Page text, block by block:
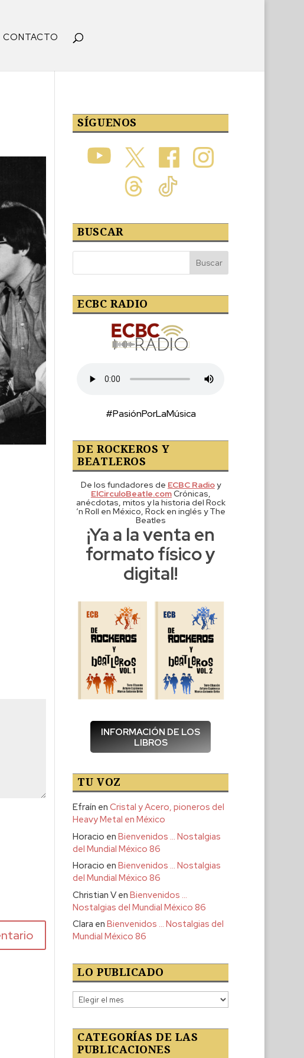
CONTACTO
SÍGUENOS
BUSCAR
ECBC RADIO
#PasiónPorLaMúsica
DE ROCKEROS Y
BEATLEROS
De los fundadores de ECBC Radioy
ElCirculoBeatle.comCrónicas,
anécdotas, mitos y la historia del Rock
‘n Roll en México, Rock en inglés y The
Beatles
¡Ya a la venta en
formato físico y
digital!
INFORMACIÓN DE LOS
LIBROS
TU VOZ
Efraín enCristal y Acero, pioneros del
Heavy Metal en México
Horacio enBienvenidos … Nostalgias
del Mundial México 86
Horacio enBienvenidos … Nostalgias
del Mundial México 86
Christian VenBienvenidos …
Nostalgias del Mundial México 86
Clara enBienvenidos … Nostalgias del
Mundial México 86
LO PUBLICADO
Lo
publicado
CATEGORÍAS DE LAS
PUBLICACIONES